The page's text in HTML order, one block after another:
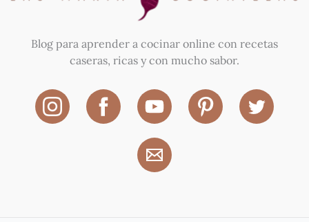
Blog para aprender a cocinar online con recetas
caseras, ricas y con mucho sabor.